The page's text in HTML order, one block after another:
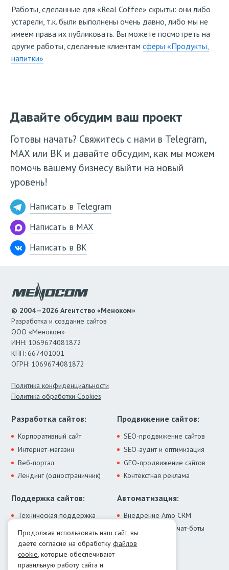
Работы, сделанные для «Real Coffee» скрыты: они либо
устарели, т.к. были выполнены очень давно, либо мы не
имеем права их публиковать. Вы можете посмотреть на
другие работы, сделанные клиентам сферы «Продукты,
напитки»
Давайте обсудим ваш проект
Готовы начать? Свяжитесь с нами в Telegram,
МАХ или ВК и давайте обсудим, как мы можем
помочь вашему бизнесу выйти на новый
уровень!
Написать в Telegram
Написать в MAX
Написать в ВК
© 2004—2026 Агентство «Меноком»
Разработка и создание сайтов
ООО «Меноком»
ИНН: 1069674081872
КПП: 667401001
ОГРН: 1069674081872
Политика конфиденциальности
Политика обработки Cookies
Разработка сайтов:
Корпоративный сайт
Интернет-магазин
Веб-портал
Лендинг (одностраничник)
Продвижение сайтов:
SEO-продвижение сайтов
SEO-аудит и оптимизация
GEO-продвижение сайтов
Контекстная реклама
Поддержка сайтов:
Техническая поддержка
Модернизация сайта
Лечение от вирусов
Автоматизация:
Внедрение Amo CRM
ИИ-ассистенты и чат-боты
Интеграции
Контакты:
Продолжая использовать наш сайт, вы
даете согласие на обработку файлов
cookie, которые обеспечивают
правильную работу сайта и